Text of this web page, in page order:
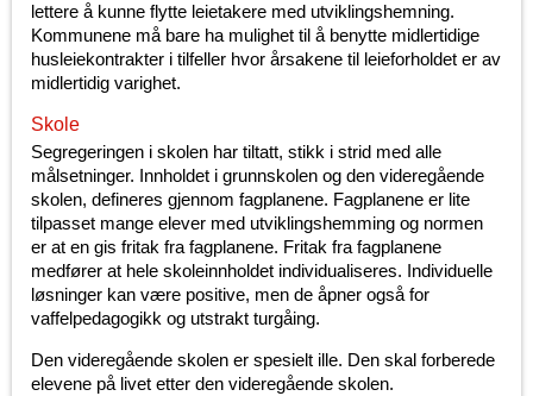
lettere å kunne flytte leietakere med utviklingshemning.
Kommunene må bare ha mulighet til å benytte midlertidige
husleiekontrakter i tilfeller hvor årsakene til leieforholdet er av
midlertidig varighet.
Skole
Segregeringen i skolen har tiltatt, stikk i strid med alle
målsetninger. Innholdet i grunnskolen og den videregående
skolen, defineres gjennom fagplanene. Fagplanene er lite
tilpasset mange elever med utviklingshemming og normen
er at en gis fritak fra fagplanene. Fritak fra fagplanene
medfører at hele skoleinnholdet individualiseres. Individuelle
løsninger kan være positive, men de åpner også for
vaffelpedagogikk og utstrakt turgåing.
Den videregående skolen er spesielt ille. Den skal forberede
elevene på livet etter den videregående skolen.